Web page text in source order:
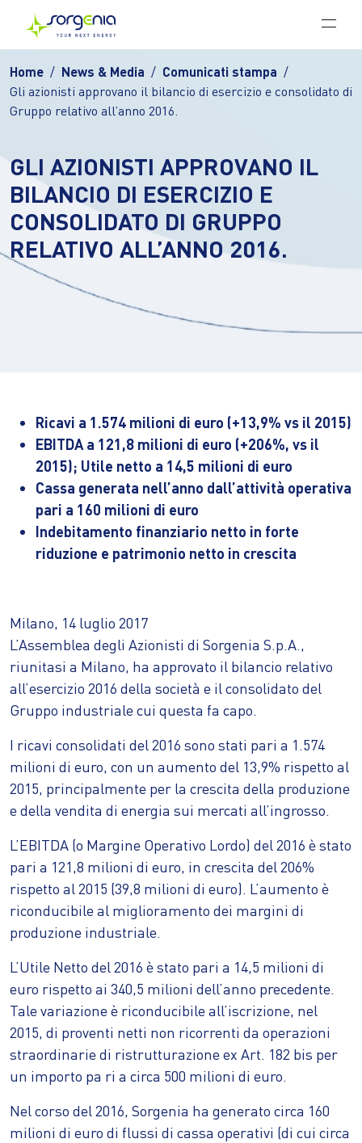
Vai al contenuto principale
Home News & Media
Comunicati stampa
Gli azionisti approvano il bilancio di esercizio e consolidato di
Gruppo relativo all’anno 2016.
GLI AZIONISTI APPROVANO IL
BILANCIO DI ESERCIZIO E
CONSOLIDATO DI GRUPPO
RELATIVO ALL’ANNO 2016.
Ricavi a 1.574 milioni di euro (+13,9% vs il 2015)
EBITDA a 121,8 milioni di euro (+206%, vs il
2015); Utile netto a 14,5 milioni di euro
Cassa generata nell’anno dall’attività operativa
pari a 160 milioni di euro
Indebitamento finanziario netto in forte
riduzione e patrimonio netto in crescita
Milano, 14 luglio 2017
L’Assemblea degli Azionisti di Sorgenia S.p.A.,
riunitasi a Milano, ha approvato il bilancio relativo
all’esercizio 2016 della società e il consolidato del
Gruppo industriale cui questa fa capo.
I ricavi consolidati del 2016 sono stati pari a 1.574
milioni di euro, con un aumento del 13,9% rispetto al
2015, principalmente per la crescita della produzione
e della vendita di energia sui mercati all’ingrosso.
L’EBITDA (o Margine Operativo Lordo) del 2016 è stato
pari a 121,8 milioni di euro, in crescita del 206%
rispetto al 2015 (39,8 milioni di euro). L’aumento è
riconducibile al miglioramento dei margini di
produzione industriale.
L’Utile Netto del 2016 è stato pari a 14,5 milioni di
euro rispetto ai 340,5 milioni dell’anno precedente.
Tale variazione è riconducibile all’iscrizione, nel
2015, di proventi netti non ricorrenti da operazioni
straordinarie di ristrutturazione ex Art. 182 bis per
un importo pa ri a circa 500 milioni di euro.
Nel corso del 2016, Sorgenia ha generato circa 160
milioni di euro di flussi di cassa operativi (di cui circa